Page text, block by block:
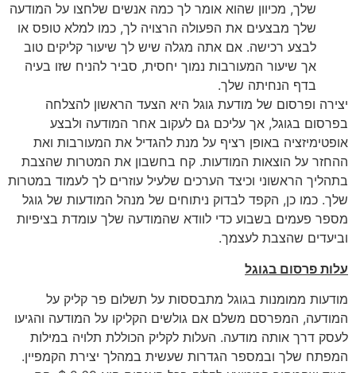
שלך, מכיוון שהוא אומר לך כמה אנשים שלחצו על המודעה
שלך מבצעים את הפעולה הרצויה לך, כמו למלא טופס או
לבצע רכישה. אם אתה מגלה שיש לך שיעור קליקים טוב
אך שיעור המעורבות נמוך יחסית, סביר להניח שזו בעיה
בדף הנחיתה שלך.
יצירה ופרסום של מודעת גוגל היא הצעד הראשון להצלחה
בפרסום בגוגל, אך עליכם גם לעקוב אחר המודעה ולבצע
אופטימיזציה באופן רציף על מנת להגדיל את המעורבות ואת
ההחזר על הוצאות המודעות. קח בחשבון את המטרות שהצבת
בתהליך הראשוני וכיצד הערכים שלעיל עוזרים לך לעמוד במטרות
שלך. כמו כן, הקפד לבדוק ניתוחים של מנהל המודעות של גוגל
מספר פעמים בשבוע כדי לוודא שהמודעה שלך עומדת בציפיות
וביעדים שהצבת לעצמך.
עלות פרסום בגוגל
מודעות ממומנות בגוגל מתבססות על תשלום פר קליק על
המודעה, המפרסם משלם אם גולשים הקליקו על המודעה והגיעו
לעסק דרך אותה מודעה. העלות לקליק הכוללת תלויה במילות
המפתח שלך ובמספר הגדרות שעשית במהלך יצירת הקמפיין.